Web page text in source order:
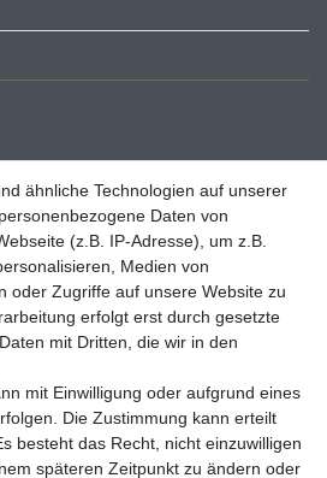
ähnliche Technologien auf unserer
Daten von
(z.B. IP-Adresse), um z.B.
Medien von
oder Zugriffe auf unsere Website zu
erfolgt erst durch gesetzte
mit Dritten, die wir in den
mit Einwilligung oder aufgrund eines
Die Zustimmung kann erteilt
besteht das Recht, nicht einzuwilligen
späteren Zeitpunkt zu ändern oder